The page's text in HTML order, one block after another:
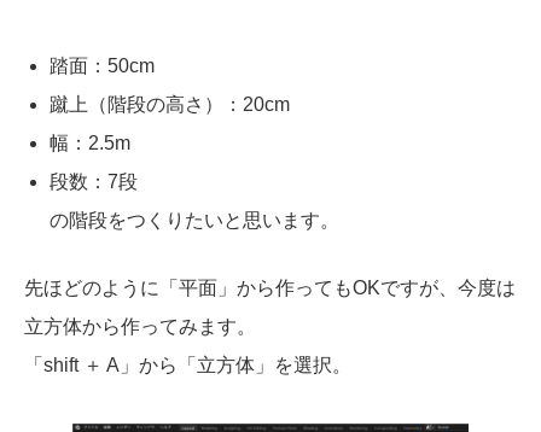
踏面：50cm
蹴上（階段の高さ）：20cm
幅：2.5m
段数：7段
の階段をつくりたいと思います。
先ほどのように「平面」から作ってもOKですが、今度は
立方体から作ってみます。
「shift ＋ A」から「立方体」を選択。